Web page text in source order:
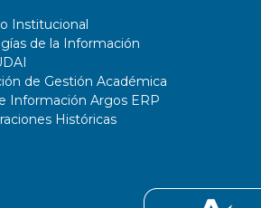
Institucional
de la Información
de Gestión Académica
Información Argos ERP
Históricas